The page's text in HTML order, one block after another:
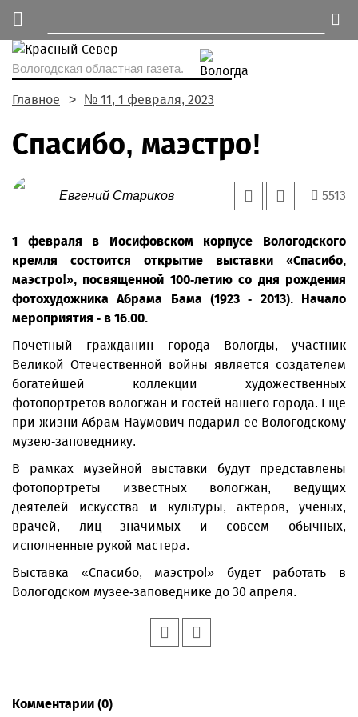
Вологодская областная газета.
Главное № 11, 1 февраля, 2023
Спасибо, маэстро!
Евгений Стариков 5513
1 февраля в Иосифовском корпусе Вологодского
кремля состоится открытие выставки «Спасибо,
маэстро!», посвященной 100-летию со дня рождения
фотохудожника Абрама Бама (1923 - 2013). Начало
мероприятия - в 16.00.
Почетный гражданин города Вологды, участник
Великой Отечественной войны является создателем
богатейшей коллекции художественных
фотопортретов вологжан и гостей нашего города. Еще
при жизни Абрам Наумович подарил ее Вологодскому
музею-заповеднику.
В рамках музейной выставки будут представлены
фотопортреты известных вологжан, ведущих
деятелей искусства и культуры, актеров, ученых,
врачей, лиц значимых и совсем обычных,
исполненные рукой мастера.
Выставка «Спасибо, маэстро!» будет работать в
Вологодском музее-заповеднике до 30 апреля.
Комментарии (0)